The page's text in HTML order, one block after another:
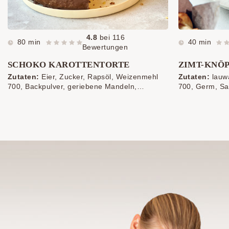
80 min
4.8 bei 116
Bewertungen
SCHOKO KAROTTENTORTE
Zutaten: Eier, Zucker, Rapsöl, Weizenmehl
700, Backpulver, geriebene Mandeln,
40 min
ZIMT-
Zutaten:
700, Germ,